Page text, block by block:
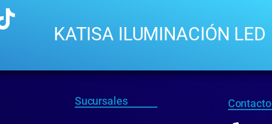
KATISA ILUMINACIÓN LED
Sucursales Contacto